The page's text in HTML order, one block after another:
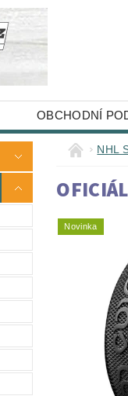
OBCHODNÍ
NHL
Novinka